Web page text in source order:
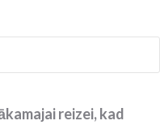
reizei, kad